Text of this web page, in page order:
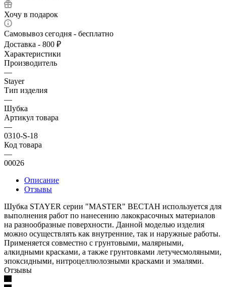
Хочу в подарок
Самовывоз сегодня - бесплатно
Доставка - 800 ₽
Характеристики
Производитель
—
Stayer
Тип изделия
—
Шубка
Артикул товара
—
0310-S-18
Код товара
—
00026
Описание
Отзывы
Шубка STAYER серии "MASTER" ВЕСТАН используется для
выполнения работ по нанесению лакокрасочных материалов
на разнообразные поверхности. Данной моделью изделия
можно осуществлять как внутренние, так и наружные работы.
Применяется совместно с грунтовыми, малярными,
алкидными красками, а также грунтовками летучесмоляными,
эпоксидными, нитроцеллюлозными красками и эмалями.
Отзывы